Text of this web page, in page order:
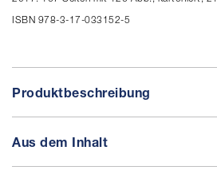
ISBN 978-3-17-033152-5
Produktbeschreibung
Aus dem Inhalt